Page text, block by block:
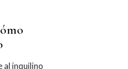
al inquilino